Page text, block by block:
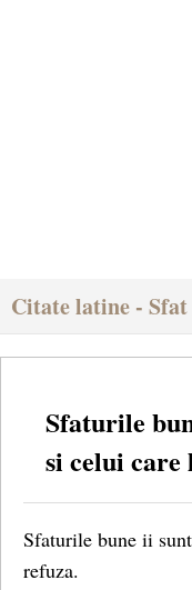
Citate latine - Sfat
Sfaturile
si celui care
Sfaturile bune ii
refuza.